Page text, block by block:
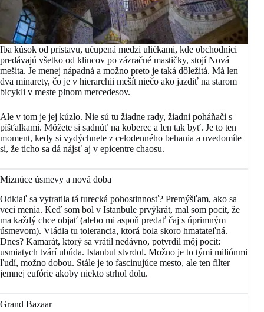
Iba kúsok od prístavu, učupená medzi uličkami, kde obchodníci
predávajú všetko od klincov po zázračné mastičky, stojí Nová
mešita. Je menej nápadná a možno preto je taká dôležitá. Má len
dva minarety, čo je v hierarchii mešít niečo ako jazdiť na starom
bicykli v meste plnom mercedesov.
Ale v tom je jej kúzlo. Nie sú tu žiadne rady, žiadni poháňači s
píšťalkami. Môžete si sadnúť na koberec a len tak byť. Je to ten
moment, kedy si vydýchnete z celodenného behania a uvedomíte
si, že ticho sa dá nájsť aj v epicentre chaosu.
Miznúce úsmevy a nová doba
Odkiaľ sa vytratila tá turecká pohostinnosť? Premýšľam, ako sa
veci menia. Keď som bol v Istanbule prvýkrát, mal som pocit, že
ma každý chce objať (alebo mi aspoň predať čaj s úprimným
úsmevom). Vládla tu tolerancia, ktorá bola skoro hmatateľná.
Dnes? Kamarát, ktorý sa vrátil nedávno, potvrdil môj pocit:
usmiatych tvárí ubúda. Istanbul stvrdol. Možno je to tými miliónmi
ľudí, možno dobou. Stále je to fascinujúce mesto, ale ten filter
jemnej eufórie akoby niekto strhol dolu.
Grand Bazaar